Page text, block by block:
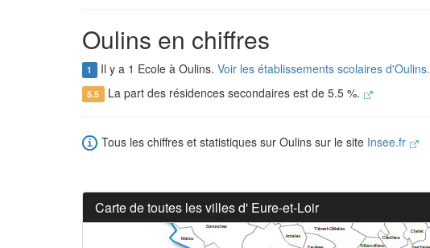
Oulins en chiffres
1 Il y a 1 Ecole à Oulins. Voir les établissements scolaires d'Oulins.
5.5 La part des résidences secondaires est de 5.5 %.
Tous les chiffres et statistiques sur Oulins sur le site Insee.fr
Carte de toutes les villes d' Eure-et-Loir